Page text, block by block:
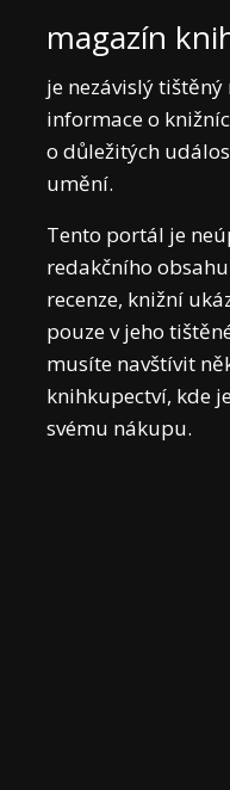
magazín
je nezávislý
informace o
o důležitých
umění.
Tento portál je
redakčního
recenze, knižní
pouze v jeho
musíte navštívit
knihkupectví, kde
svému nákupu.